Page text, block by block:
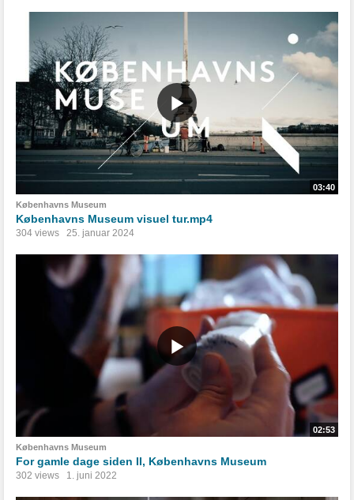
03:40
Københavns Museum
Københavns Museum visuel tur.mp4
304 views 25. januar 2024
02:53
Københavns Museum
For gamle dage siden II, Københavns Museum
302 views 1. juni 2022